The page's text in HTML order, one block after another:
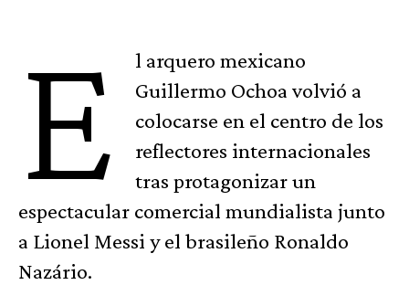
E
l arquero mexicano
Guillermo Ochoa volvió a
colocarse en el centro de los
reflectores internacionales
tras protagonizar un
espectacular comercial mundialista junto
a Lionel Messi y el brasileño Ronaldo
Nazário.